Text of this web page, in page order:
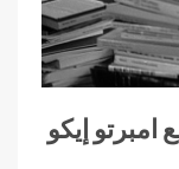
إيكو